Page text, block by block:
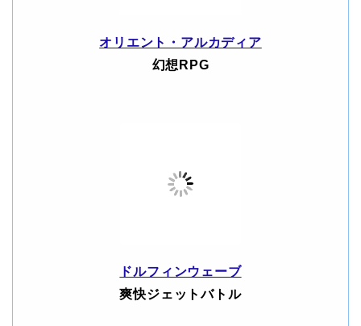
オリエント・アルカディア
幻想RPG
ドルフィンウェーブ
爽快ジェットバトル